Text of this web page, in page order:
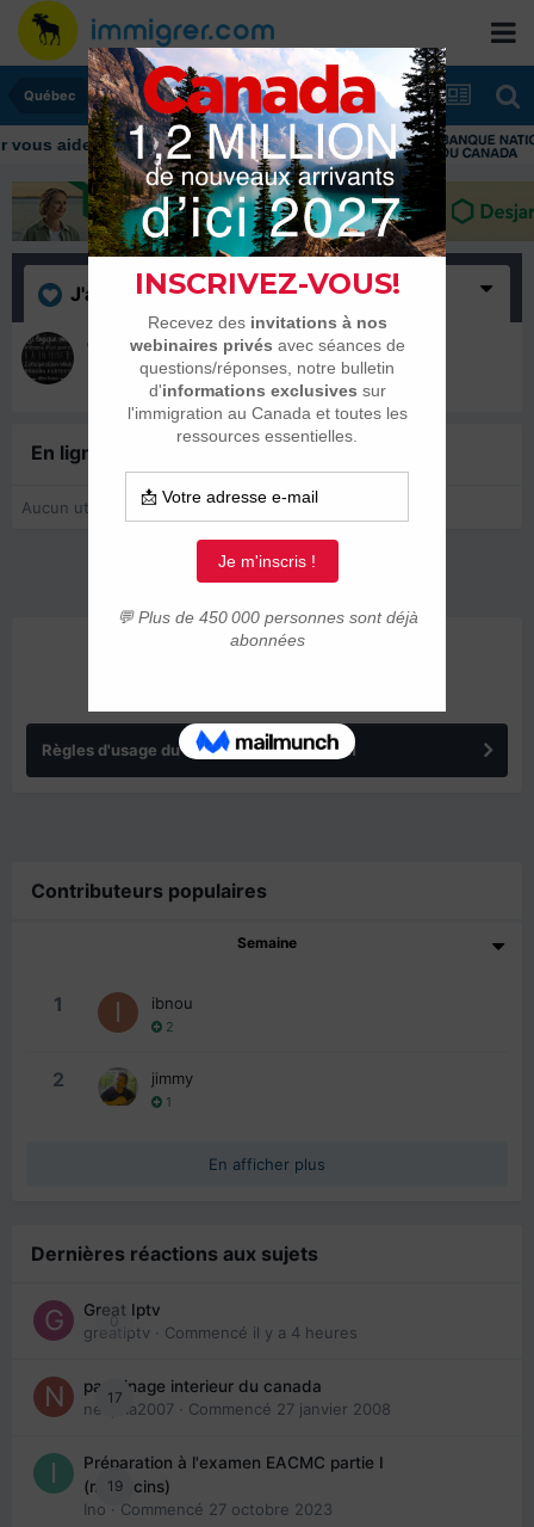
Québec
aider tout au long de votre transition
J'aime (1)
eli1789
19 février 2021
En ligne récemment
Aucun utilisateur enregistré regarde cette page.
Règles d'usage du forum IMMIGRER.COM
Contributeurs populaires
Semaine
1 ibnou
2
2 jimmy
1
En afficher plus
Dernières réactions aux sujets
0
Great Iptv
greatiptv · Commencé il y a 4 heures
17
parrainage interieur du canada
nedjma2007 · Commencé 27 janvier 2008
19
Préparation à l'examen EACMC partie I
(médecins)
Ino · Commencé 27 octobre 2023